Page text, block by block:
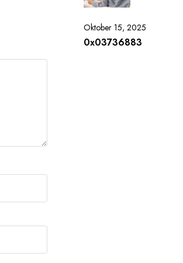
Oktober 15, 2025
0x03736883